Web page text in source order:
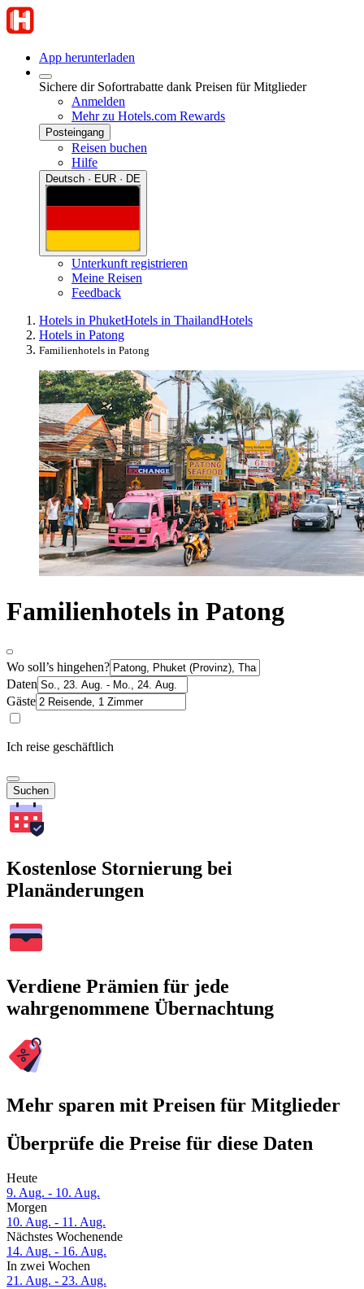
App herunterladen
Sichere dir Sofortrabatte dank Preisen für Mitglieder
Anmelden
Mehr zu Hotels.com Rewards
Posteingang
Reisen buchen
Hilfe
Deutsch · EUR · DE
Unterkunft registrieren
Meine Reisen
Feedback
Hotels in PhuketHotels in ThailandHotels
Hotels in Patong
Familienhotels in Patong
Familienhotels in Patong
Wo soll’s hingehen?
Daten
Gäste
Ich reise geschäftlich
Suchen
Kostenlose Stornierung bei
Planänderungen
Verdiene Prämien für jede
wahrgenommene Übernachtung
Mehr sparen mit Preisen für Mitglieder
Überprüfe die Preise für diese Daten
Heute
9. Aug. - 10. Aug.
Morgen
10. Aug. - 11. Aug.
Nächstes Wochenende
14. Aug. - 16. Aug.
In zwei Wochen
21. Aug. - 23. Aug.